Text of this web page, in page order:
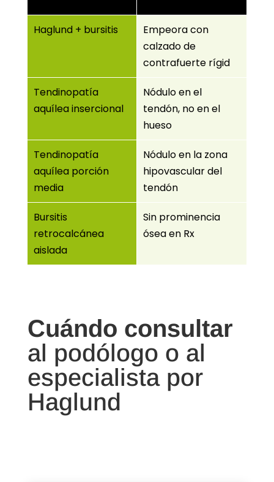
Haglund + bursitis
Tendinopatía
aquílea insercional
Tendinopatía
aquílea porción
media
Bursitis
retrocalcánea
aislada
Empeora con
calzado de
contrafuerte rígid
Nódulo en el
tendón, no en el
hueso
Nódulo en la zona
hipovascular del
tendón
Sin prominencia
ósea en Rx
Cuándo consultar
al podólogo o al
especialista por
Haglund